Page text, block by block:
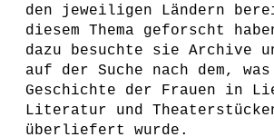
den jeweiligen Ländern
diesem Thema geforscht
dazu besuchte sie Archive
auf der Suche nach dem,
Geschichte der Frauen in
Literatur und
überliefert wurde.